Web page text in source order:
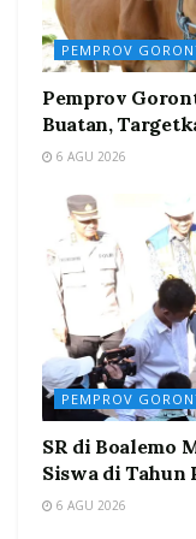
PEMPROV
Pemprov
Buatan,
6 AGU 2026
PEMPROV
SR di Boalemo
Siswa di Tahun
6 AGU 2026